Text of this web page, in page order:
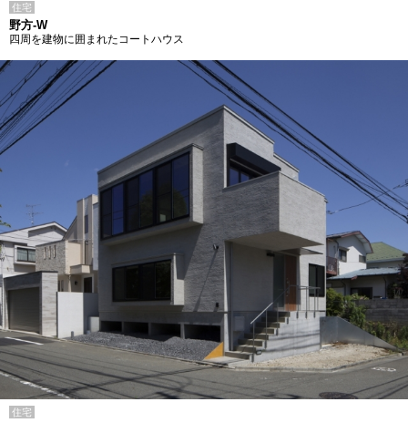
住宅
野方-W
四周を建物に囲まれたコートハウス
住宅